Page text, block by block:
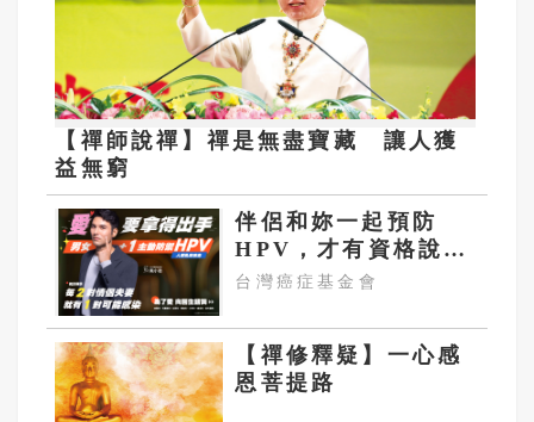
【禪師說禪】禪是無盡寶藏 讓人獲
益無窮
伴侶和妳一起預防
HPV，才有資格說愛
妳！
台灣癌症基金會
【禪修釋疑】一心感
恩菩提路